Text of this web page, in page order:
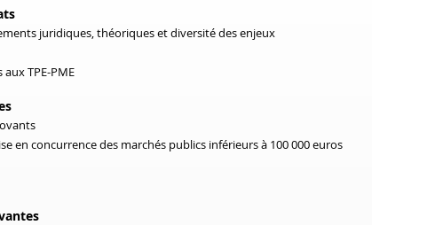
juridiques, théoriques et diversité des enjeux
TPE-PME
en concurrence des marchés publics inférieurs à 100 000 euros